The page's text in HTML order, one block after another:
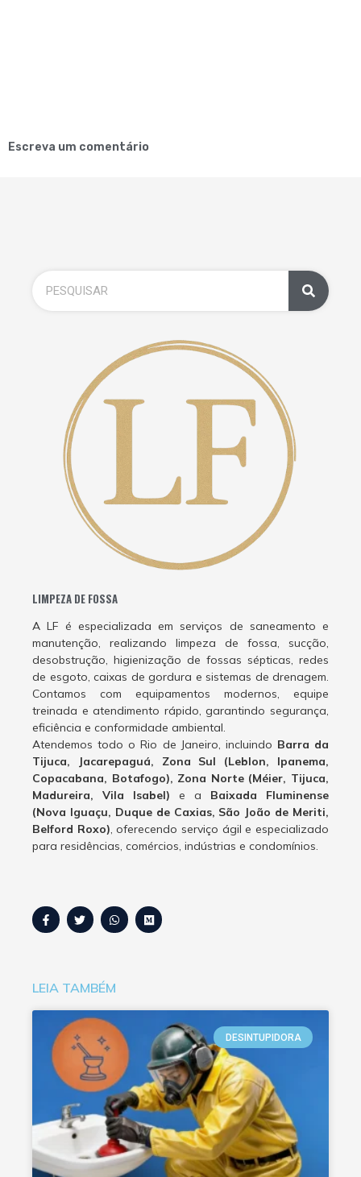
Escreva um comentário
LIMPEZA DE FOSSA
A LF é especializada em serviços de saneamento e
manutenção, realizando limpeza de fossa, sucção,
desobstrução, higienização de fossas sépticas, redes
de esgoto, caixas de gordura e sistemas de drenagem.
Contamos com equipamentos modernos, equipe
treinada e atendimento rápido, garantindo segurança,
eficiência e conformidade ambiental.
Atendemos todo o Rio de Janeiro, incluindo Barra da
Tijuca, Jacarepaguá, Zona Sul (Leblon, Ipanema,
Copacabana, Botafogo), Zona Norte (Méier, Tijuca,
Madureira, Vila Isabel) e a Baixada Fluminense
(Nova Iguaçu, Duque de Caxias, São João de Meriti,
Belford Roxo), oferecendo serviço ágil e especializado
para residências, comércios, indústrias e condomínios.
LEIA TAMBÉM
DESINTUPIDORA